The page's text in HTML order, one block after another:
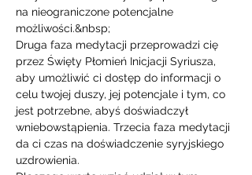
na nieograniczone potencjalne
możliwości.&nbsp;
Druga faza medytacji przeprowadzi cię
przez Święty Płomień Inicjacji Syriusza,
aby umożliwić ci dostęp do informacji o
celu twojej duszy, jej potencjale i tym, co
jest potrzebne, abyś doświadczył
wniebowstąpienia. Trzecia faza medytacji
da ci czas na doświadczenie syryjskiego
uzdrowienia.